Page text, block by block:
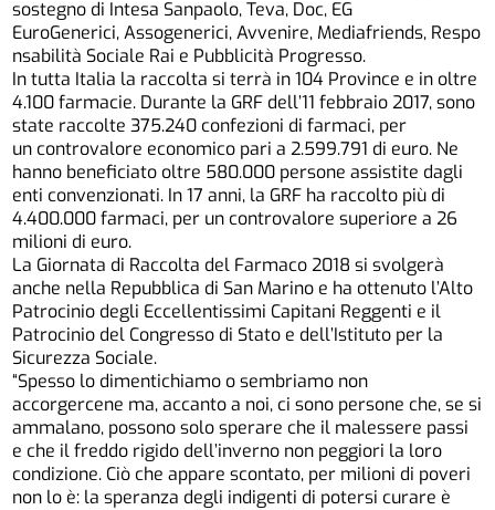
sostegno di Intesa Sanpaolo, Teva, Doc, EG
EuroGenerici, Assogenerici, Avvenire, Mediafriends, Respo
nsabilità Sociale Rai e Pubblicità Progresso.
In tutta Italia la raccolta si terrà in 104 Province e in oltre
4.100 farmacie. Durante la GRF dell’11 febbraio 2017, sono
state raccolte 375.240 confezioni di farmaci, per
un controvalore economico pari a 2.599.791 di euro. Ne
hanno beneficiato oltre 580.000 persone assistite dagli
enti convenzionati. In 17 anni, la GRF ha raccolto più di
4.400.000 farmaci, per un controvalore superiore a 26
milioni di euro.
La Giornata di Raccolta del Farmaco 2018 si svolgerà
anche nella Repubblica di San Marino e ha ottenuto l’Alto
Patrocinio degli Eccellentissimi Capitani Reggenti e il
Patrocinio del Congresso di Stato e dell’Istituto per la
Sicurezza Sociale.
“Spesso lo dimentichiamo o sembriamo non
accorgercene ma, accanto a noi, ci sono persone che, se si
ammalano, possono solo sperare che il malessere passi
e che il freddo rigido dell’inverno non peggiori la loro
condizione. Ciò che appare scontato, per milioni di poveri
non lo è: la speranza degli indigenti di potersi curare è